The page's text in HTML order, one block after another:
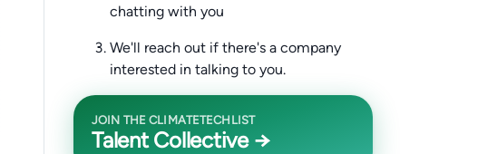
chatting with you
We'll reach out if there's a company
interested in talking to you.
JOIN THE CLIMATETECHLIST
Talent Collective →